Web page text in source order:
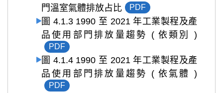
門溫室氣體排放占比
PDF
圖 4.1.3 1990 至 2021 年工業製程及產
品使用部門排放量趨勢 ( 依類別 )
PDF
圖 4.1.4 1990 至 2021 年工業製程及產
品使用部門排放量趨勢 ( 依氣體 )
PDF